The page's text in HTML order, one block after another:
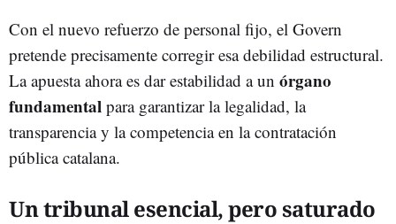
Con el nuevo refuerzo de personal fijo, el Govern
pretende precisamente corregir esa debilidad estructural.
La apuesta ahora es dar estabilidad a un órgano
fundamental para garantizar la legalidad, la
transparencia y la competencia en la contratación
pública catalana.
Un tribunal esencial, pero saturado